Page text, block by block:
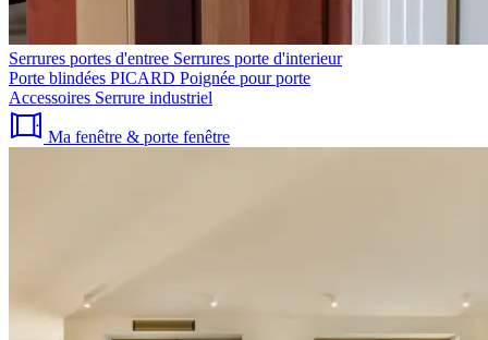
Serrures portes d'entree Serrures porte d'interieur
Porte blindées PICARD Poignée pour porte
Accessoires Serrure industriel
Ma fenêtre & porte fenêtre